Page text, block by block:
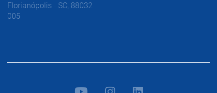
Florianópolis - SC, 88032-
005